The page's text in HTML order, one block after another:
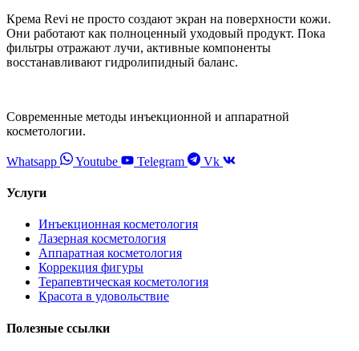
Крема Revi не просто создают экран на поверхности кожи.
Они работают как полноценный уходовый продукт. Пока
фильтры отражают лучи, активные компоненты
восстанавливают гидролипидный баланс.
Современные методы инъекционной и аппаратной
косметологии.
Whatsapp Youtube Telegram Vk
Услуги
Инъекционная косметология
Лазерная косметология
Аппаратная косметология
Коррекция фигуры
Терапевтическая косметология
Красота в удовольствие
Полезные ссылки